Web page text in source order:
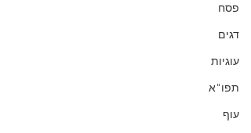
פסח
דגים
עוגיות
תפו"א
עוף